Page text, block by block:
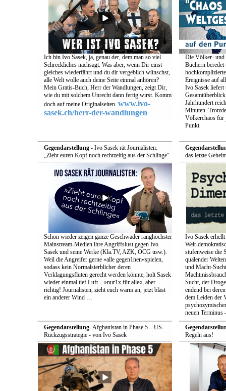
Ich bin Ivo Sasek, ja, genau der, dem man so viel
Schreckliches nachsagt. Was aber, wenn Dir einst
gleiches wiederfährt und du dir vergeblich wünschst,
alle Welt wolle auch deine Seite einmal anhören?
Mein Gratis-Buch, Herr der Wandlungen, zeigt Dir,
wie du mit solchem Unrecht dann fertig wirst. Komm
doch auf meine Originalseiten. www.ivo-
sasek.ch/herr-der-wandlungen
Die Völker- und
Büchern beredet
Ereignisse auf
Ivo Sasek liefert
Jahrhundert
Minuten.
Völkerchaos für
Punkt.
Gegendarstellung- Ivo Sasek rät Journalisten:
„Zieht euren Kopf noch rechtzeitig aus der Schlinge“
Schon wieder zeigen ganze Geschwader ranghöchster
Mainstream-Medien ihre Angriffslust gegen Ivo
Sasek und seine Werke (Kla.TV, AZK, OCG usw.).
Weil die Angreifer gerne »alle gegen1nen«spielen,
sodass kein Normalsterblicher deren
Verklagungsfluten gerecht werden könnte, holt Sasek
wieder einmal tief Luft – »nur1x für alle«, aber
richtig! Journalisten, zieht euch warm an, jetzt bläst
ein anderer Wind …
das letzte
Ivo Sasek
Welt-
stufenweise die
quälender
und Macht-
Sucht, der
endend bei
dem Leiden der
neuen Terminus
Gegendarstellung- Afghanistan in Phase 5 – US-
Rückzugsstrategie - von Ivo Sasek
Regeln aus!